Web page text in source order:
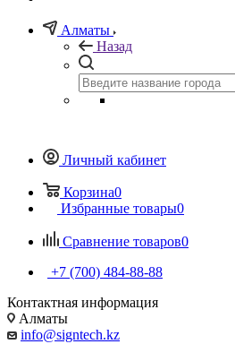
Алматы
Назад
Личный кабинет
Корзина0
Избранные товары0
Сравнение товаров0
+7 (700) 484-88-88
Контактная информация
Алматы
info@signtech.kz